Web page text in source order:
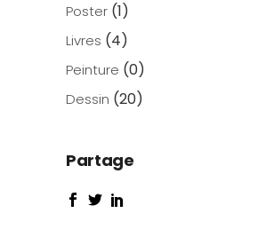
Poster (1)
Livres (4)
Peinture (0)
Dessin (20)
Partage